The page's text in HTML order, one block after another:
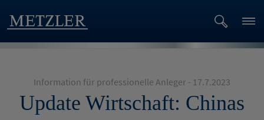
Information für professionelle Anleger - 17.7.2023
Update Wirtschaft: Chinas